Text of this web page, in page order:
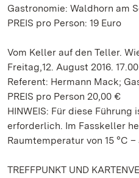
Gastronomie: Waldhorn am
PREIS pro Person: 19 Euro
Vom Keller auf den Teller.
Freitag,12. August 2016.
Referent: Hermann Mack;
PREIS pro Person 20,00 €
HINWEIS: Für diese
erforderlich. Im Fasskeller
Raumtemperatur von 15 °C
TREFFPUNKT UND